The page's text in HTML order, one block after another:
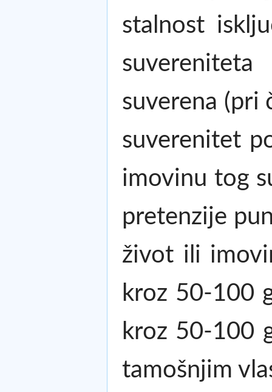
stalnost
suverena (pri
suverenitet
imovinu tog
pretenzije
život ili
kroz 50-100
kroz 50-100
tamošnjim